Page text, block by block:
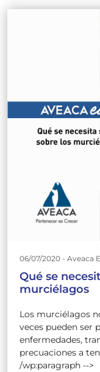
06/07/2020 - Aveaca
Qué se
murciélagos
Los murciélagos
veces pueden ser
enfermedades,
precuaciones a
/wp:paragraph -->